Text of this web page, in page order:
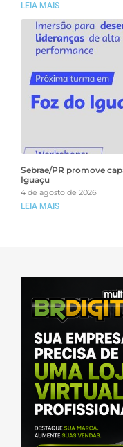
LEIA MAIS
Sebrae/PR promove
Iguaçu
4 de agosto de 2026
LEIA MAIS